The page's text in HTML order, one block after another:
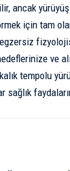
ancak
için tam
ve
tempolu